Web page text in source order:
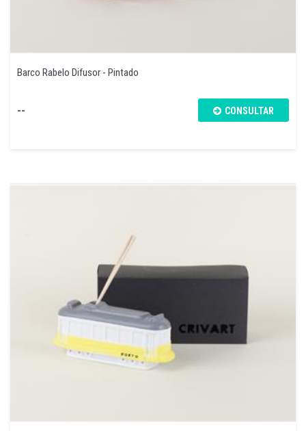
Barco Rabelo Difusor - Pintado
-- CONSULTAR